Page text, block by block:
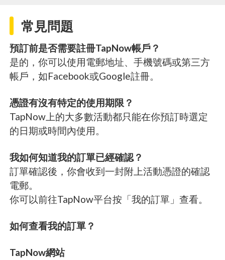
常見問題
預訂前是否需要註冊TapNow帳戶？
是的，你可以使用電郵地址、手機號碼或第三方
帳戶，如Facebook或Google註冊。
憑證有沒有特定的使用期限？
TapNow上的大多數活動都只能在你預訂時選定
的日期或時間內使用。
我如何知道我的訂單已經確認？
訂單確認後，你會收到一封附上活動憑證的確認
電郵。
你可以前往TapNow平台按「我的訂單」查看。
如何查看我的訂單？
TapNow網站